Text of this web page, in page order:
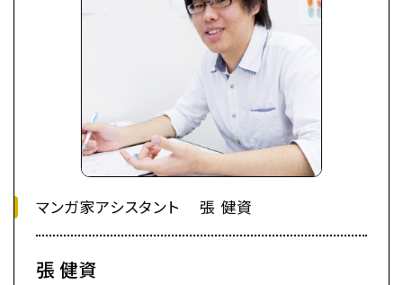
マンガ家アシスタント 張 健資
張 健資